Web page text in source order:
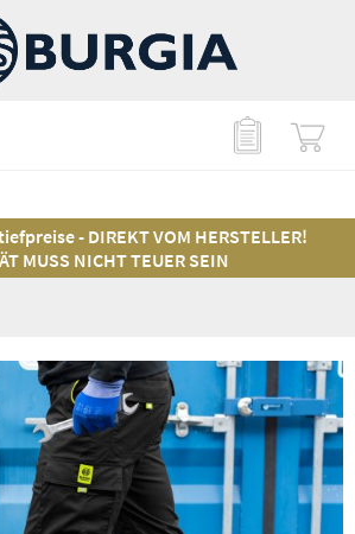
- DIREKT VOM HERSTELLER!
MUSS NICHT TEUER SEIN